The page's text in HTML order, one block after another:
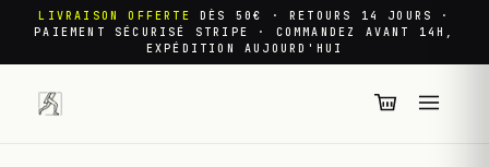
LIVRAISON OFFERTE
DÈS 50€ · RETOURS 14 JOURS ·
PAIEMENT SÉCURISÉ STRIPE · COMMANDEZ AVANT 14H,
EXPÉDITION AUJOURD'HUI